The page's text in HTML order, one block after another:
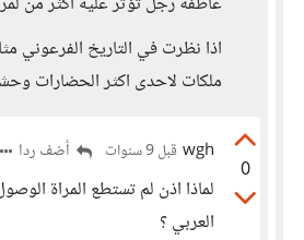
اذا نظرت في التاريخ الفرعوني
ملكات لاحدى اكثر الحضارات
0
wgh قبل 9 سنوات أضف ردا
لماذا اذن لم تستطع المراة
العربي ؟